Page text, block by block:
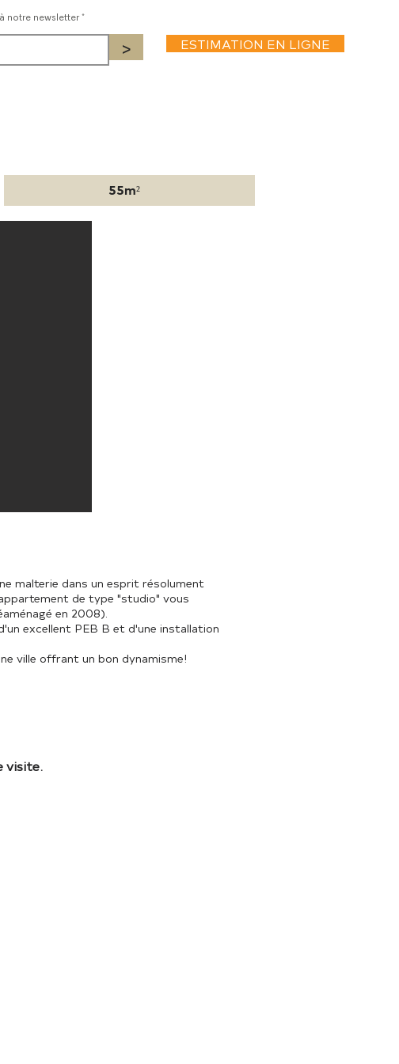
notre newsletter
> ESTIMATION EN LIGNE
55m²
malterie dans un esprit résolument
de type "studio" vous
en 2008).
excellent PEB B et d'une installation
ville offrant un bon dynamisme!
visite.